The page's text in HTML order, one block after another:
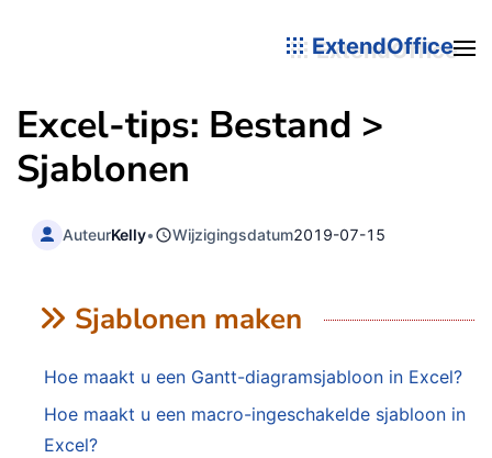
ExtendOffice
Excel-tips: Bestand >
Sjablonen
AuteurKelly• Wijzigingsdatum2019-07-15
Sjablonen maken
Hoe maakt u een Gantt-diagramsjabloon in Excel?
Hoe maakt u een macro-ingeschakelde sjabloon in
Excel?